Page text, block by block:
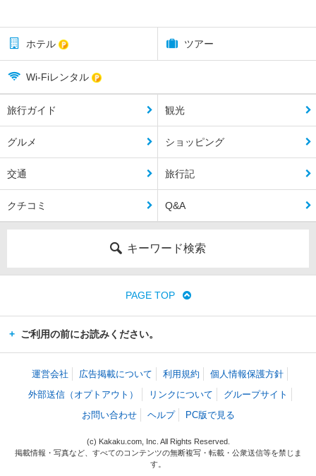
ホテル ツアー
Wi-Fiレンタル
旅行ガイド 観光
グルメ ショッピング
交通 旅行記
クチコミ Q&A
キーワード検索
PAGE TOP
ご利用の前にお読みください。
運営会社 広告掲載について 利用規約
個人情報保護方針
外部送信（オプトアウト）
リンクについて
グループサイト
お問い合わせ
ヘルプ PC版で見る
(c) Kakaku.com, Inc. All Rights Reserved.
掲載情報・写真など、すべてのコンテンツの無断複写・転載・公衆送信等を禁じま
す。